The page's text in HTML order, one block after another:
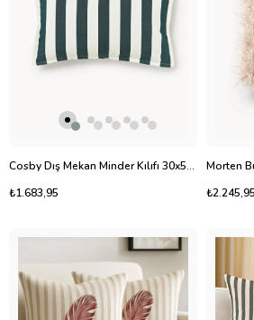
Cosby Dış Mekan Minder Kılıfı 30x50cm Çizgili Su İtici
₺1.683,95
₺2.245,95